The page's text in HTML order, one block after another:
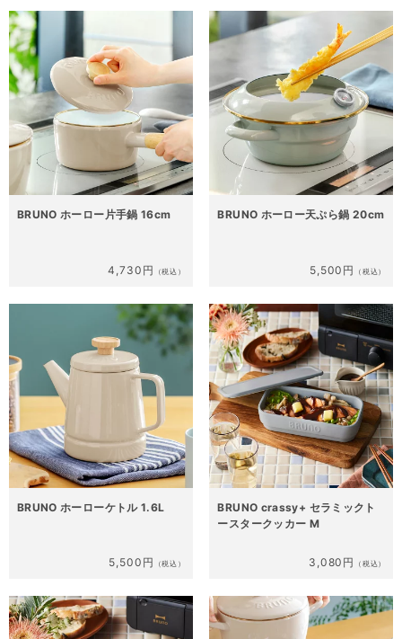
BRUNO ホーロー片手鍋 16cm
4,730円 （税込）
BRUNO ホーロー天ぷら鍋 20cm
5,500円 （税込）
BRUNO ホーローケトル 1.6L
5,500円 （税込）
BRUNO crassy+ セラミックト
ースタークッカー M
3,080円 （税込）